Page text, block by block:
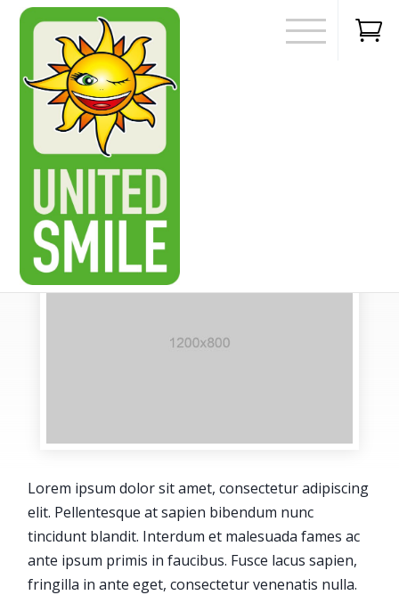

0
Consectetur adipiscing elit
door| Painting,Uncategorized
Lorem ipsum dolor sit amet, consectetur adipiscing
elit. Pellentesque at sapien bibendum nunc
tincidunt blandit. Interdum et malesuada fames ac
ante ipsum primis in faucibus. Fusce lacus sapien,
fringilla in ante eget, consectetur venenatis nulla.